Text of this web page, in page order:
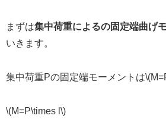
まずは集中荷重によるの固定端曲げ
いきます。
集中荷重Pの固定端モーメントは
\(M=P\times l\)